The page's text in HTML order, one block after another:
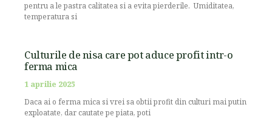
pentru a le pastra calitatea si a evita pierderile. Umiditatea,
temperatura si
Culturile de nisa care pot aduce profit intr-o
ferma mica
1 aprilie 2025
Daca ai o ferma mica si vrei sa obtii profit din culturi mai putin
exploatate, dar cautate pe piata, poti